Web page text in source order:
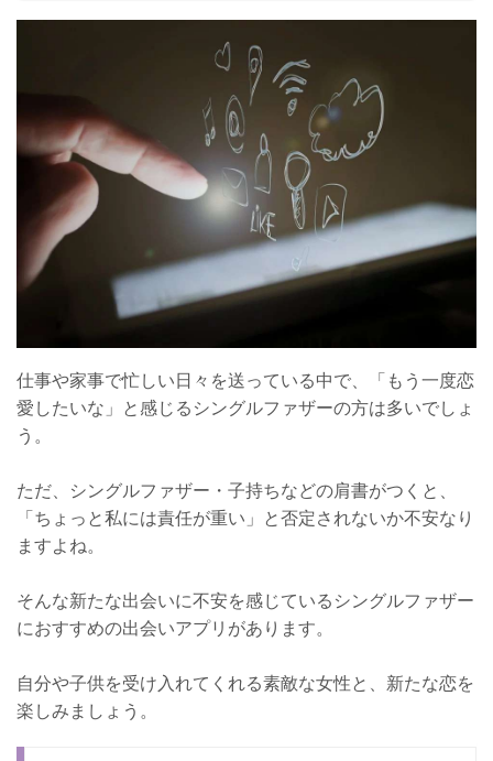
実際にどんな人か分からない
月額3000円近く費用がかかる
再婚を考えているのなら慎重に！
仕事や家事で忙しい日々を送っている中で、「もう一度恋
愛したいな」と感じるシングルファザーの方は多いでしょ
う。
ただ、シングルファザー・子持ちなどの肩書がつくと、
「ちょっと私には責任が重い」と否定されないか不安なり
ますよね。
そんな新たな出会いに不安を感じているシングルファザー
におすすめの出会いアプリがあります。
自分や子供を受け入れてくれる素敵な女性と、新たな恋を
楽しみましょう。